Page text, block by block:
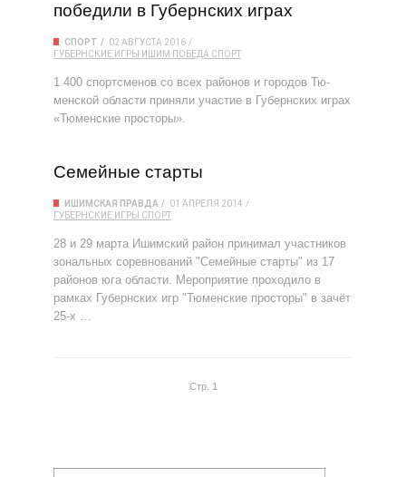
победили в Губернских играх
СПОРТ
02 АВГУСТА 2016
ГУБЕРНСКИЕ ИГРЫ
ИШИМ ПОБЕДА СПОРТ
1 400 спортсменов со всех районов и городов Тю­
менской области приняли участие в Губернских играх
«Тюменские просторы».
Семейные старты
ИШИМСКАЯ ПРАВДА
01 АПРЕЛЯ 2014
ГУБЕРНСКИЕ ИГРЫ СПОРТ
28 и 29 марта Ишимский район принимал участников
зональных соревнований "Семейные старты" из 17
районов юга области. Мероприятие проходило в
рамках Губернских игр "Тюменские просторы" в зачёт
25-х …
Стр. 1